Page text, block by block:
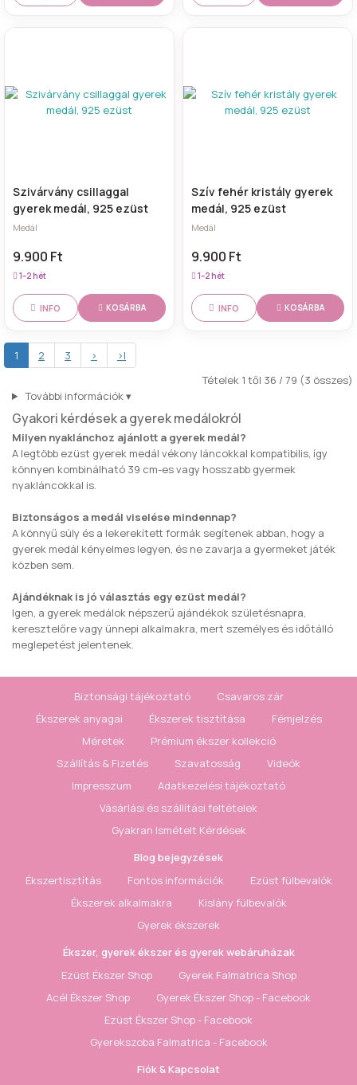
Szivárvány csillaggal
gyerek medál, 925 ezüst
Medál
9.900 Ft
1–2 hét
INFO KOSÁRBA
Szív fehér kristály gyerek
medál, 925 ezüst
Medál
9.900 Ft
1–2 hét
INFO KOSÁRBA
1 2 3 >
>|
Tételek 1 től 36 / 79 (3 összes)
További információk▾
Gyakori kérdések a gyerek medálokról
Milyen nyaklánchoz ajánlott a gyerek medál?
A legtöbb ezüst gyerek medál vékony láncokkal kompatibilis, így
könnyen kombinálható 39 cm-es vagy hosszabb gyermek
nyakláncokkal is.
Biztonságos a medál viselése mindennap?
A könnyű súly és a lekerekített formák segítenek abban, hogy a
gyerek medál kényelmes legyen, és ne zavarja a gyermeket játék
közben sem.
Ajándéknak is jó választás egy ezüst medál?
Igen, a gyerek medálok népszerű ajándékok születésnapra,
keresztelőre vagy ünnepi alkalmakra, mert személyes és időtálló
meglepetést jelentenek.
Biztonsági tájékoztató
Csavaros zár
Ékszerek anyagai
Ékszerek tisztítása
Fémjelzés
Méretek
Prémium ékszer kollekció
Szállítás & Fizetés
Szavatosság
Videók
Impresszum
Adatkezelési tájékoztató
Vásárlási és szállítási feltételek
Gyakran Ismételt Kérdések
Blog bejegyzések
Ékszertisztítás
Fontos információk
Ezüst fülbevalók
Ékszerek alkalmakra
Kislány fülbevalók
Gyerek ékszerek
Ékszer, gyerek ékszer és gyerek webáruházak
Ezüst Ékszer Shop
Gyerek Falmatrica Shop
Acél Ékszer Shop
Gyerek Ékszer Shop - Facebook
Ezüst Ékszer Shop - Facebook
Gyerekszoba Falmatrica - Facebook
Fiók & Kapcsolat